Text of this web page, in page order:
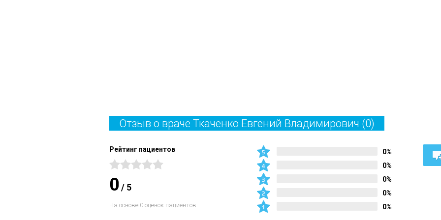
Отзыв о враче Ткаченко Евгений Владимирович (0)
Рейтинг пациентов
0 / 5
На основе 0 оценок пациентов
0%
0%
0%
0%
0%